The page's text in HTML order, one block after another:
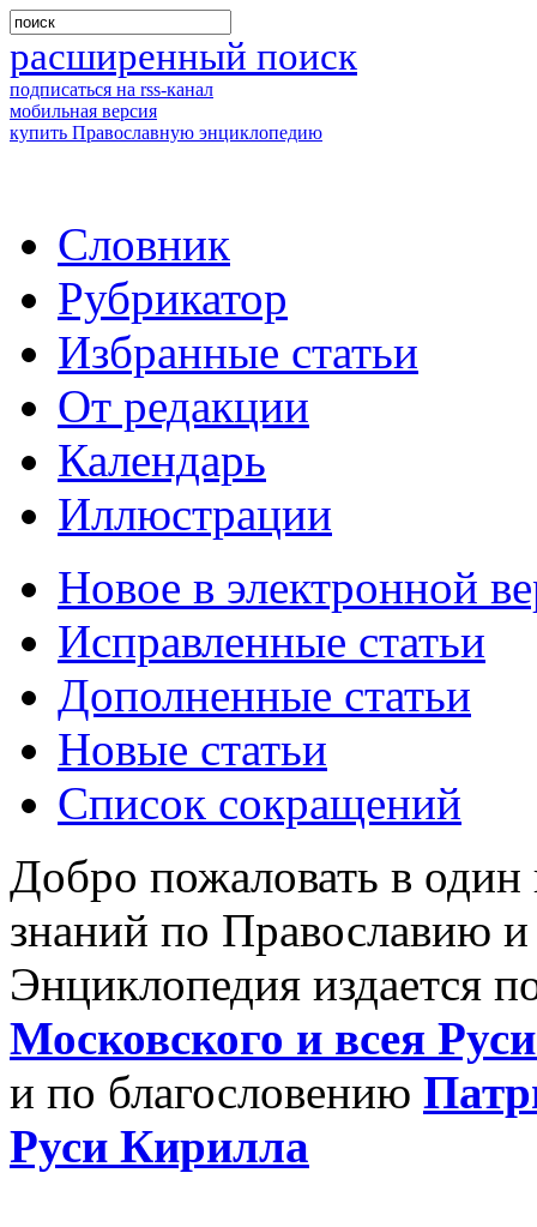
расширенный поиск
подписаться на rss-канал
мобильная версия
купить Православную энциклопедию
Словник
Рубрикатор
Избранные статьи
От редакции
Календарь
Иллюстрации
Новое в электронной
Исправленные статьи
Дополненные статьи
Новые статьи
Список сокращений
Добро пожаловать в
знаний по Православию
Энциклопедия издается
Московского и всея
и по благословению
Руси Кирилла